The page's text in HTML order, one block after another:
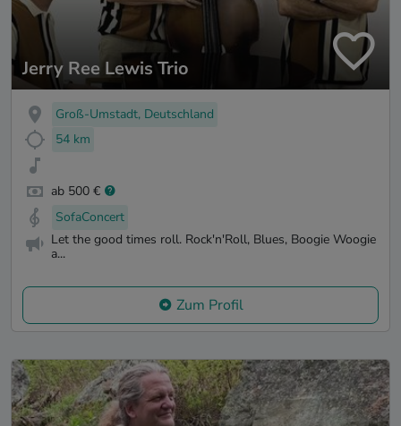
Jerry Ree Lewis Trio
Groß-Umstadt, Deutschland
54 km
ab 500 €
SofaConcert
Let the good times roll. Rock'n'Roll, Blues, Boogie Woogie
a...
Zum Profil